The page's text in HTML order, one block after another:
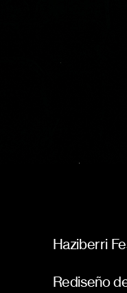
Haziberri
Rediseño